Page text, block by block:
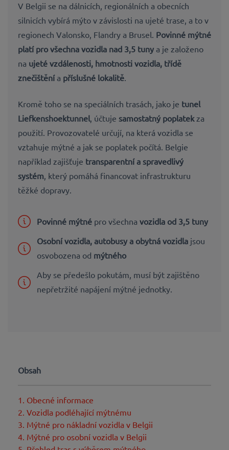
V Belgii se na dálnicích, regionálních a obecních
silnicích vybírá mýto v závislosti na ujeté trase, a to v
regionech Valonsko, Flandry a Brusel. Povinné mýtné
platí pro všechna vozidla nad 3,5 tuny a je založeno
na ujeté vzdálenosti, hmotnosti vozidla, třídě
znečištěnía příslušné lokalitě.
Kromě toho se na speciálních trasách, jako je tunel
Liefkenshoektunnel , účtuje samostatný poplatekza
použití. Provozovatelé určují, na která vozidla se
vztahuje mýtné a jak se poplatek počítá. Belgie
například zajišťuje transparentní a spravedlivý
systém , který pomáhá financovat infrastrukturu
těžké dopravy.
Povinné mýtné pro všechna vozidla od 3,5 tuny
Osobní vozidla, autobusy a obytná vozidla jsou
osvobozena od mýtného
Aby se předešlo pokutám, musí být zajištěno
nepřetržité napájení mýtné jednotky.
Obsah
1. Obecné informace
2. Vozidla podléhající mýtnému
3. Mýtné pro nákladní vozidla v Belgii
4. Mýtné pro osobní vozidla v Belgii